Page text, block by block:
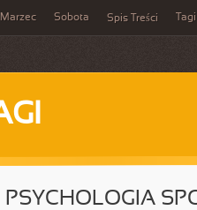
Marzec Sobota Spis Treści Tagi
PSYCHOLOGIA